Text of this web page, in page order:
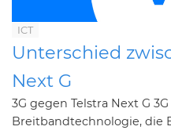
ICT
Unterschied
Next G
3G gegen Telstra Next G
Breitbandtechnologie, die